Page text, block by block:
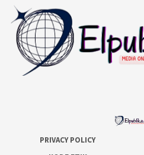
PRIVACY POLICY